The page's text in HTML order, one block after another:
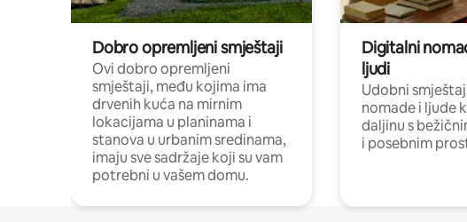
Dobro opremljeni smještaji
Ovi dobro opremljeni
smještaji, među kojima ima
drvenih kuća na mirnim
lokacijama u planinama i
stanova u urbanim sredinama,
imaju sve sadržaje koji su vam
potrebni u vašem domu.
Digitalni
ljudi
Udobni
nomade i ljude
daljinu s
i posebnim